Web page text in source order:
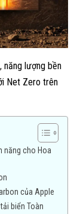
lượng bền
Net Zero trên
năng cho Hoa
của Apple
biển Toàn